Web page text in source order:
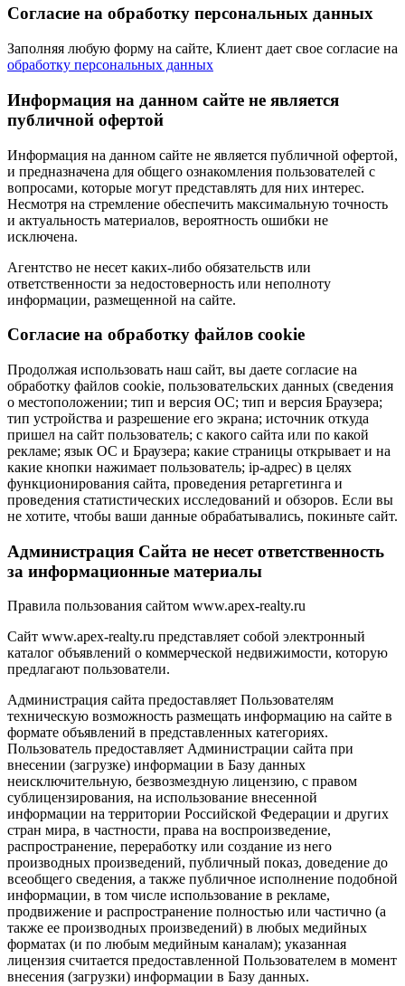
Согласие на обработку персональных данных
Заполняя любую форму на сайте, Клиент дает свое согласие на
обработку персональных данных
Информация на данном сайте не является
публичной офертой
Информация на данном сайте не является публичной офертой,
и предназначена для общего ознакомления пользователей с
вопросами, которые могут представлять для них интерес.
Несмотря на стремление обеспечить максимальную точность
и актуальность материалов, вероятность ошибки не
исключена.
Агентство не несет каких-либо обязательств или
ответственности за недостоверность или неполноту
информации, размещенной на сайте.
Cогласие на обработку файлов cookie
Продолжая использовать наш сайт, вы даете согласие на
обработку файлов cookie, пользовательских данных (сведения
о местоположении; тип и версия ОС; тип и версия Браузера;
тип устройства и разрешение его экрана; источник откуда
пришел на сайт пользователь; с какого сайта или по какой
рекламе; язык ОС и Браузера; какие страницы открывает и на
какие кнопки нажимает пользователь; ip-адрес) в целях
функционирования сайта, проведения ретаргетинга и
проведения статистических исследований и обзоров. Если вы
не хотите, чтобы ваши данные обрабатывались, покиньте сайт.
Администрация Сайта не несет ответственность
за информационные материалы
Правила пользования сайтом www.apex-realty.ru
Сайт www.apex-realty.ru представляет собой электронный
каталог объявлений о коммерческой недвижимости, которую
предлагают пользователи.
Администрация сайта предоставляет Пользователям
техническую возможность размещать информацию на сайте в
формате объявлений в представленных категориях.
Пользователь предоставляет Администрации сайта при
внесении (загрузке) информации в Базу данных
неисключительную, безвозмездную лицензию, с правом
сублицензирования, на использование внесенной
информации на территории Российской Федерации и других
стран мира, в частности, права на воспроизведение,
распространение, переработку или создание из него
производных произведений, публичный показ, доведение до
всеобщего сведения, а также публичное исполнение подобной
информации, в том числе использование в рекламе,
продвижение и распространение полностью или частично (а
также ее производных произведений) в любых медийных
форматах (и по любым медийным каналам); указанная
лицензия считается предоставленной Пользователем в момент
внесения (загрузки) информации в Базу данных.